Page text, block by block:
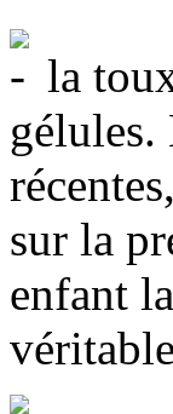
la
sur la
enfant